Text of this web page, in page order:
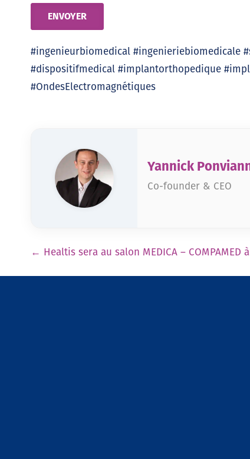
#ingenieurbiomedical #ingenieriebiomedicale
#dispositifmedical #implantorthopedique
#OndesElectromagnétiques
Yannick
Co-founder & CEO
← Healtis sera au salon MEDICA – COMPAMED